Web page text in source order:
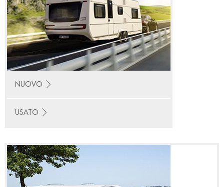
NUOVO
USATO